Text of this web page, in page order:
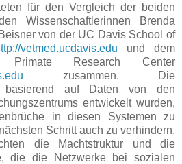
für den Vergleich der beiden
Wissenschaftlerinnen Brenda
von der UC Davis School of
vetmed.ucdavis.edu und dem
Primate Research Center
zusammen. Die
basierend auf Daten von den
entwickelt wurden,
in diesen Systemen zu
Schritt auch zu verhindern.
die Machtstruktur und die
die die Netzwerke bei sozialen